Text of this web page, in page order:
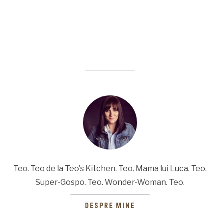
Teo. Teo de la Teo's Kitchen. Teo. Mama lui Luca. Teo.
Super-Gospo. Teo. Wonder-Woman. Teo.
DESPRE MINE